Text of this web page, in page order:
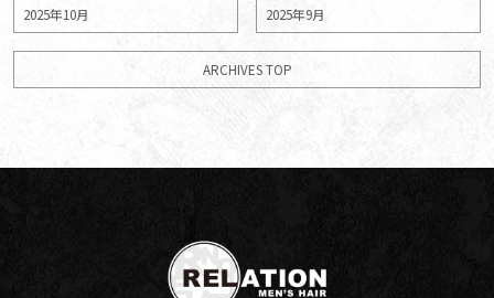
2025年10月 2025年9月
ARCHIVES TOP